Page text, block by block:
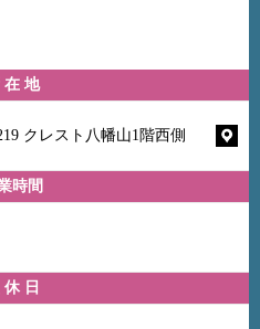
在 地
クレスト八幡山1階西側
時間
休 日